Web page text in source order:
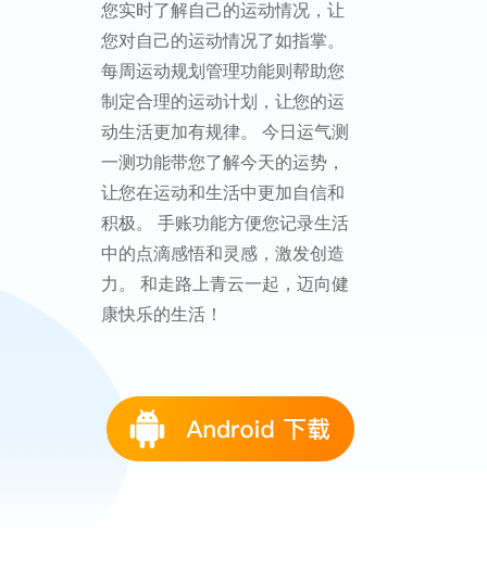
您实时了解自己的运动情况，让
您对自己的运动情况了如指掌。
每周运动规划管理功能则帮助您
制定合理的运动计划，让您的运
动生活更加有规律。 今日运气测
一测功能带您了解今天的运势，
让您在运动和生活中更加自信和
积极。 手账功能方便您记录生活
中的点滴感悟和灵感，激发创造
力。 和走路上青云一起，迈向健
康快乐的生活！